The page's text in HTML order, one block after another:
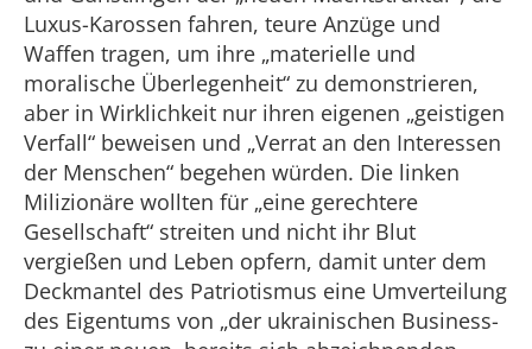
Luxus-Karossen fahren, teure Anzüge und
Waffen tragen, um ihre „materielle und
moralische Überlegenheit“ zu demonstrieren,
aber in Wirklichkeit nur ihren eigenen „geistigen
Verfall“ beweisen und „Verrat an den Interessen
der Menschen“ begehen würden. Die linken
Milizionäre wollten für „eine gerechtere
Gesellschaft“ streiten und nicht ihr Blut
vergießen und Leben opfern, damit unter dem
Deckmantel des Patriotismus eine Umverteilung
des Eigentums von „der ukrainischen Business-